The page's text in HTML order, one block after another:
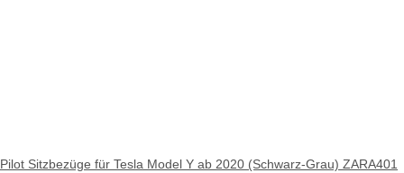
Pilot Sitzbezüge für Tesla Model Y ab 2020 (Schwarz-Grau) ZARA401